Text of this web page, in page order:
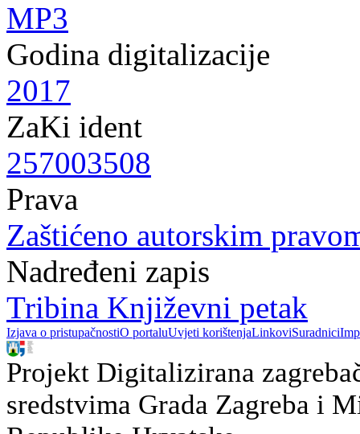
MP3
Godina digitalizacije
2017
ZaKi ident
257003508
Prava
Zaštićeno autorskim
Nadređeni zapis
Tribina Književni petak
Izjava o pristupačnostiO portaluUvjeti korištenjaLinkoviSuradnici
Projekt Digitalizirana
sredstvima Grada Zagreba i